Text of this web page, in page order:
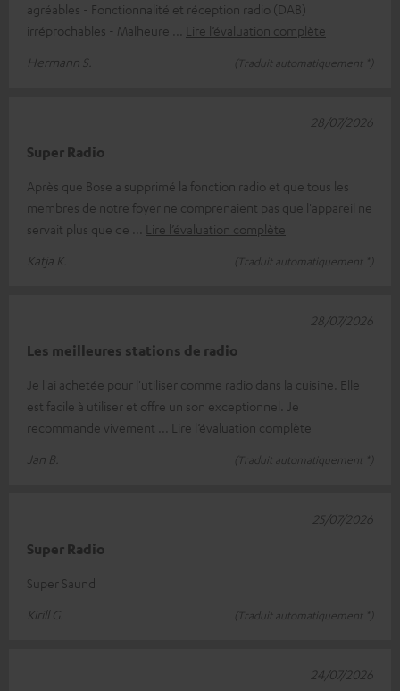
agréables - Fonctionnalité et réception radio (DAB)
irréprochables - Malheure
Lire l’évaluation complète
Hermann S.
(Traduit automatiquement *)
Super Radio
Après que Bose a supprimé la fonction radio et que tous les
membres de notre foyer ne comprenaient pas que l'appareil ne
servait plus que de
Lire l’évaluation complète
Katja K.
(Traduit automatiquement *)
28/07/2026
Les meilleures stations de radio
Je l'ai achetée pour l'utiliser comme radio dans la cuisine. Elle
est facile à utiliser et offre un son exceptionnel. Je
recommande vivement
Lire l’évaluation complète
Jan B.
(Traduit automatiquement *)
28/07/2026
Super Radio
Super Saund
Kirill G.
(Traduit automatiquement *)
25/07/2026
24/07/2026